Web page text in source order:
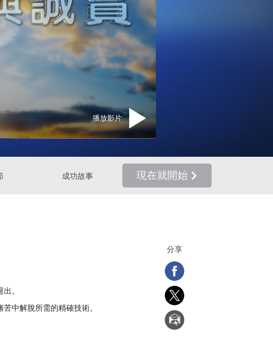
山達基志願牧師
播放影片
成功故事 現在就開始
。
中解脫所需的精確技術。
分享